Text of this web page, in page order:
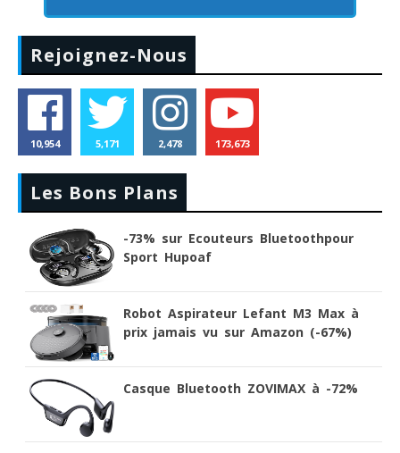
Rejoignez-Nous
10,954 5,171 2,478 173,673
Les Bons Plans
-73% sur Ecouteurs Bluetoothpour
Sport Hupoaf
Robot Aspirateur Lefant M3 Max à
prix jamais vu sur Amazon (-67%)
Casque Bluetooth ZOVIMAX à -72%